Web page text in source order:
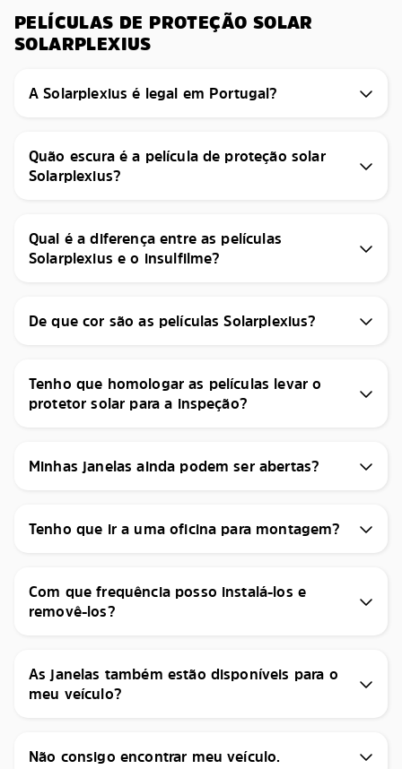
PELÍCULAS DE PROTEÇÃO SOLAR
SOLARPLEXIUS
A Solarplexius é legal em Portugal?
Quão escura é a película de proteção solar
Solarplexius?
Qual é a diferença entre as películas
Solarplexius e o insulfilme?
De que cor são as películas Solarplexius?
Tenho que homologar as películas levar o
protetor solar para a inspeção?
Minhas janelas ainda podem ser abertas?
Tenho que ir a uma oficina para montagem?
Com que frequência posso instalá-los e
removê-los?
As janelas também estão disponíveis para o
meu veículo?
Não consigo encontrar meu veículo.